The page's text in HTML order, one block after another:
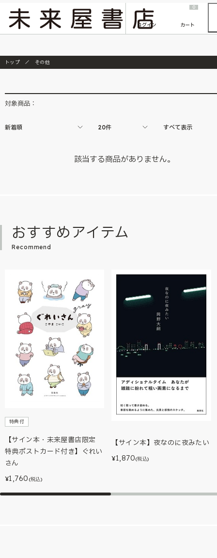
『ONE PIECE magazine 021 ONE PIECEカード付き同梱版』発売延期のご案内
ログイン
0
カート
トップ その他
対象商品：
新着順 20件 すべて表示
該当する商品がありません。
おすすめアイテム
Recommend
特典付
【サイン本・未来屋書店限定
特典ポストカード付き】ぐれい
さん
¥1,760 (税込)
【サイン本】夜なのに夜みたい
¥1,870(税込)